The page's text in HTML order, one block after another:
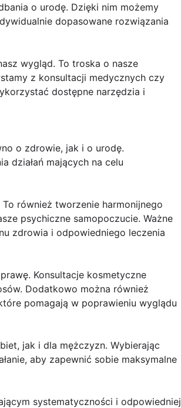
o urodę. Dzięki nim możemy
dopasowane rozwiązania
wygląd. To troska o nasze
z konsultacji medycznych czy
dostępne narzędzia i
o zdrowie, jak i o urodę.
działań mających na celu
również tworzenie harmonijnego
psychiczne samopoczucie. Ważne
zdrowia i odpowiedniego leczenia
Konsultacje kosmetyczne
Dodatkowo można również
pomagają w poprawieniu wyglądu
jak i dla mężczyzn. Wybierając
aby zapewnić sobie maksymalne
systematyczności i odpowiedniej